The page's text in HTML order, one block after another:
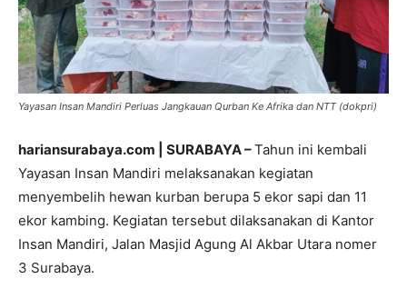
Yayasan Insan Mandiri Perluas Jangkauan Qurban Ke Afrika dan NTT (dokpri)
hariansurabaya.com | SURABAYA –Tahun ini kembali
Yayasan Insan Mandiri melaksanakan kegiatan
menyembelih hewan kurban berupa 5 ekor sapi dan 11
ekor kambing. Kegiatan tersebut dilaksanakan di Kantor
Insan Mandiri, Jalan Masjid Agung Al Akbar Utara nomer
3 Surabaya.